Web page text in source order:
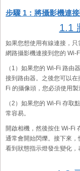
步驟 1：將攝影機連
1.1
如果您想使用有線連接，
網路攝影機連接到您的 Wi-
（1）如果您的 Wi-Fi 路由
接到路由器。之後您可以
Fi 的攝像頭，您必須使用
（2）如果您的 Wi-Fi 存取
常容易。
開啟相機，然後按住 Wi-Fi
通常會開始閃爍。接下來
看到狀態指示燈發生變化，